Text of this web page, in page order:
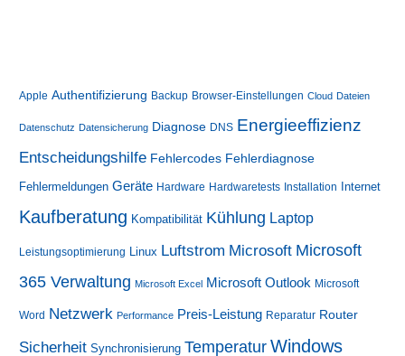
10
Windows
11
Registry-
Apple Authentifizierung Backup Browser-Einstellungen Cloud Dateien
Datenschutz Datensicherung Diagnose DNS Energieeffizienz
Entscheidungshilfe Fehlercodes Fehlerdiagnose
Fehlermeldungen Geräte Hardware Hardwaretests Installation Internet
Kaufberatung Kompatibilität Kühlung Laptop
Leistungsoptimierung Linux Luftstrom Microsoft Microsoft
365 Verwaltung Microsoft Excel Microsoft Outlook Microsoft
Word Netzwerk Performance Preis-Leistung Reparatur Router
Sicherheit Synchronisierung Temperatur Windows